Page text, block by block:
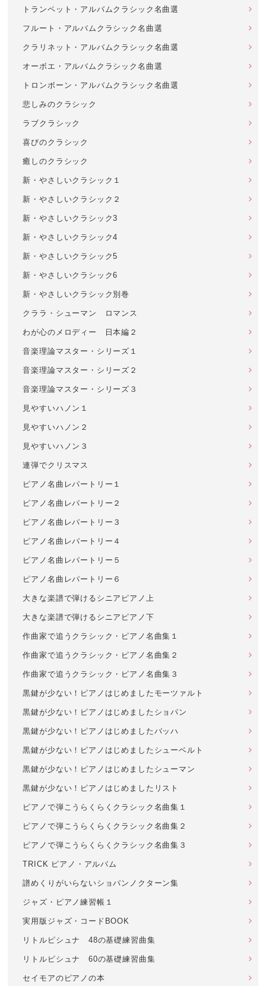
トランペット・アルバムクラシック名曲選
フルート・アルバムクラシック名曲選
クラリネット・アルバムクラシック名曲選
オーボエ・アルバムクラシック名曲選
トロンボーン・アルバムクラシック名曲選
悲しみのクラシック
ラブクラシック
喜びのクラシック
癒しのクラシック
新・やさしいクラシック１
新・やさしいクラシック２
新・やさしいクラシック3
新・やさしいクラシック4
新・やさしいクラシック5
新・やさしいクラシック6
新・やさしいクラシック別巻
クララ・シューマン ロマンス
わが心のメロディー 日本編２
音楽理論マスター・シリーズ１
音楽理論マスター・シリーズ２
音楽理論マスター・シリーズ３
見やすいハノン１
見やすいハノン２
見やすいハノン３
連弾でクリスマス
ピアノ名曲レパートリー１
ピアノ名曲レパートリー２
ピアノ名曲レパートリー３
ピアノ名曲レパートリー４
ピアノ名曲レパートリー５
ピアノ名曲レパートリー６
大きな楽譜で弾けるシニアピアノ上
大きな楽譜で弾けるシニアピアノ下
作曲家で追うクラシック・ピアノ名曲集１
作曲家で追うクラシック・ピアノ名曲集２
作曲家で追うクラシック・ピアノ名曲集３
黒鍵が少ない！ピアノはじめましたモーツァルト
黒鍵が少ない！ピアノはじめましたショパン
黒鍵が少ない！ピアノはじめましたバッハ
黒鍵が少ない！ピアノはじめましたシューベルト
黒鍵が少ない！ピアノはじめましたシューマン
黒鍵が少ない！ピアノはじめましたリスト
ピアノで弾こうらくらくクラシック名曲集１
ピアノで弾こうらくらくクラシック名曲集２
ピアノで弾こうらくらくクラシック名曲集３
TRICK ピアノ・アルバム
譜めくりがいらないショパンノクターン集
ジャズ・ピアノ練習帳１
実用版ジャズ・コードBOOK
リトルピシュナ 48の基礎練習曲集
リトルピシュナ 60の基礎練習曲集
セイモアのピアノの本